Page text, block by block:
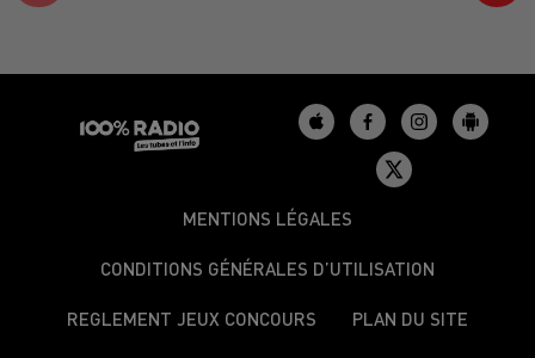
MENTIONS LÉGALES
CONDITIONS GÉNÉRALES D’UTILISATION
REGLEMENT JEUX CONCOURS PLAN DU SITE